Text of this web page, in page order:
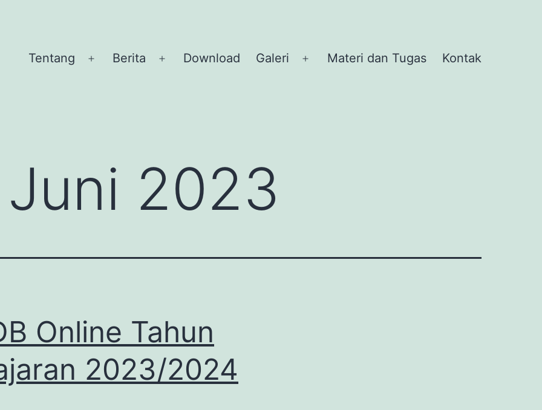
Tentang
Buka
Berita
Buka
Download Galeri
Buka
Materi dan Tugas Kontak
2023
Online Tahun
2023/2024